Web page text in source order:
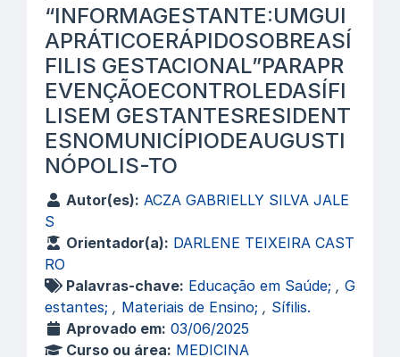
“INFORMAGESTANTE:UMGUI
APRÁTICOERÁPIDOSOBREASÍ
FILIS GESTACIONAL”PARAPR
EVENÇÃOECONTROLEDASÍFI
LISEM GESTANTESRESIDENT
ESNOMUNICÍPIODEAUGUSTI
NÓPOLIS-TO
Autor(es): ACZA GABRIELLY SILVA JALE
S
Orientador(a): DARLENE TEIXEIRA CAST
RO
Palavras-chave: Educação em Saúde; , G
estantes; , Materiais de Ensino; , Sífilis.
Aprovado em: 03/06/2025
Curso ou área: MEDICINA